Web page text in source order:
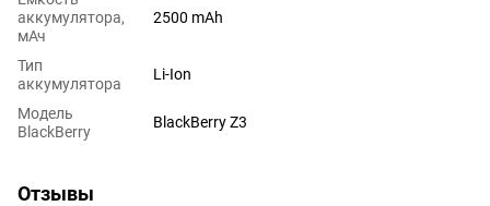
аккумулятора,
мАч
2500 mAh
Тип
аккумулятора
Li-Ion
Модель
BlackBerry
BlackBerry Z3
Отзывы